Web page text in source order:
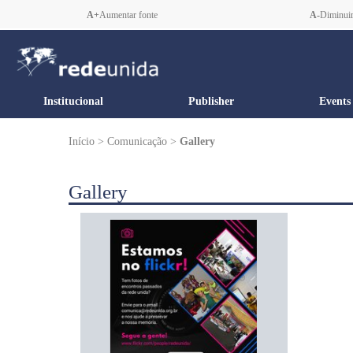
A+Aumentar fonte A-
Institucional Publisher Events
Início > Comunicação > Gallery
Gallery